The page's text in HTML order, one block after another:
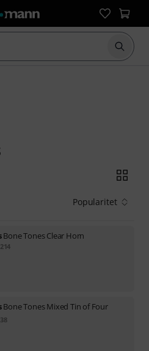
Start
Popularitet
Bone Tones Clear Horn
214
Bone Tones Mixed Tin of Four
38